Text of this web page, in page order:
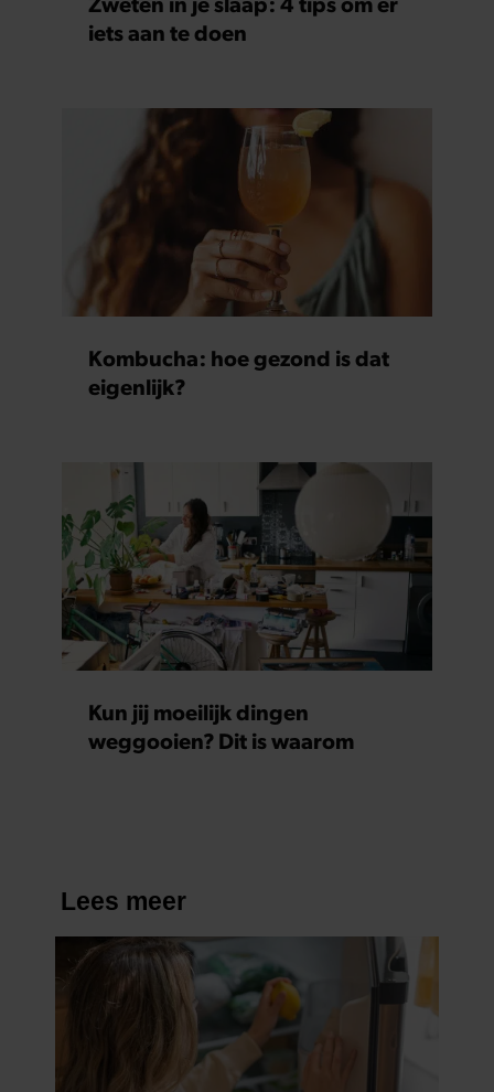
partners kunnen deze gegevens combineren met andere
iets aan te doen
Kombucha: hoe gezond is dat
eigenlijk?
Kun jij moeilijk dingen
weggooien? Dit is waarom